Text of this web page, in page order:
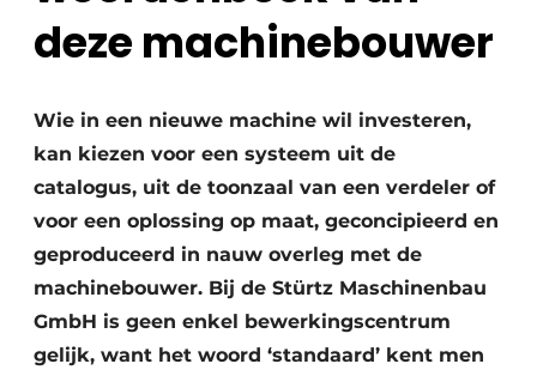
deze machinebouwer
Wie in een nieuwe machine wil investeren,
kan kiezen voor een systeem uit de
catalogus, uit de toonzaal van een verdeler of
voor een oplossing op maat, geconcipieerd en
geproduceerd in nauw overleg met de
machinebouwer. Bij de Stürtz Maschinenbau
GmbH is geen enkel bewerkingscentrum
gelijk, want het woord ‘standaard’ kent men